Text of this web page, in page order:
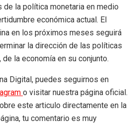
la política monetaria en medio
económica actual. El
en los próximos meses seguirá
la dirección de las políticas
la economía en su conjunto.
Digital, puedes seguirnos en
o visitar nuestra página oficial.
este articulo directamente en la
tu comentario es muy